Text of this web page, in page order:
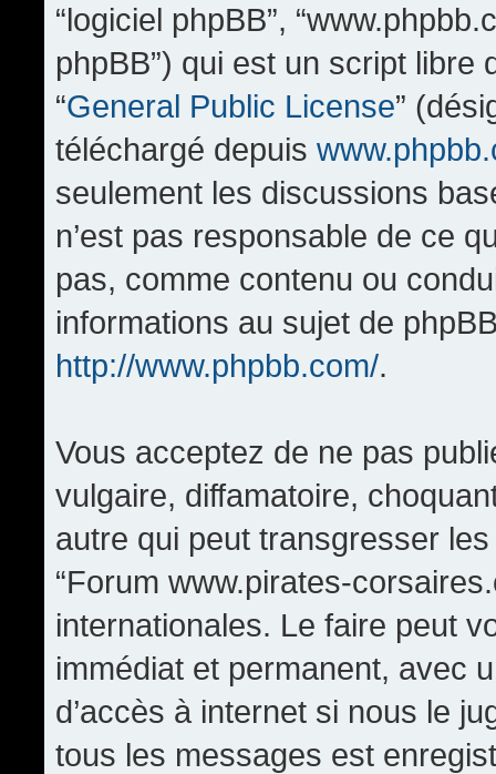
“logiciel phpBB”,
phpBB”) qui est un script
“General Public License”
téléchargé depuis
seulement les discussions
n’est pas responsable de ce
pas, comme contenu ou
informations au sujet de
http://www.phpbb.com/.
Vous acceptez de ne pas
vulgaire, diffamatoire,
autre qui peut transgresser
“Forum www.pirates-
internationales. Le faire peut
immédiat et permanent, avec
d’accès à internet si nous le
tous les messages est